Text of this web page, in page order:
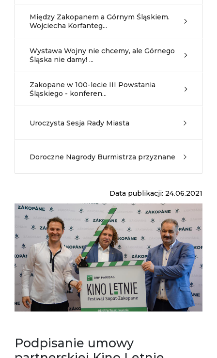
Między Zakopanem a Górnym Śląskiem.
Wojciecha Korfanteg...
Wystawa Wojny nie chcemy, ale Górnego
Śląska nie damy! ...
Zakopane w 100-lecie III Powstania
Śląskiego - konferen...
Uroczysta Sesja Rady Miasta
Doroczne Nagrody Burmistrza przyznane
Data publikacji: 24.06.2021
Podpisanie umowy